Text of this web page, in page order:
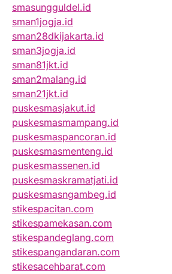
smasungguldel.id
sman1jogja.id
sman28dkijakarta.id
sman3jogja.id
sman81jkt.id
sman2malang.id
sman21jkt.id
puskesmasjakut.id
puskesmasmampang.id
puskesmaspancoran.id
puskesmasmenteng.id
puskesmassenen.id
puskesmaskramatjati.id
puskesmasngambeg.id
stikespacitan.com
stikespamekasan.com
stikespandeglang.com
stikespangandaran.com
stikesacehbarat.com